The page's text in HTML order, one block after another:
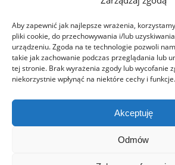
Aby zapewnić jak najlepsze wrażenia,
pliki cookie, do przechowywania i/lub
urządzeniu. Zgoda na te technologie pozwoli
takie jak zachowanie podczas przeglądania lub
tej stronie. Brak wyrażenia zgody lub wycofanie
niekorzystnie wpłynąć na niektóre cechy i funkcje.
Akceptuję
Odmów